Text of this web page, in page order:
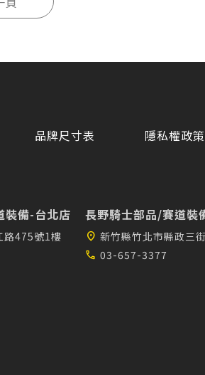
品牌尺寸表 隱私權政策
裝備-台北店
路475號1樓
長野騎士部品/賽道裝
location_on 新竹縣竹北市縣政三
call 03-657-3377